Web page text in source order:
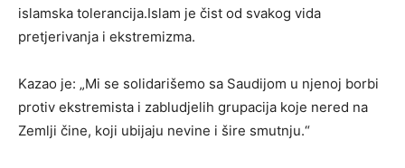
islamska tolerancija.Islam je čist od svakog vida
pretjerivanja i ekstremizma.
Kazao je: „Mi se solidarišemo sa Saudijom u njenoj borbi
protiv ekstremista i zabludjelih grupacija koje nered na
Zemlji čine, koji ubijaju nevine i šire smutnju.“